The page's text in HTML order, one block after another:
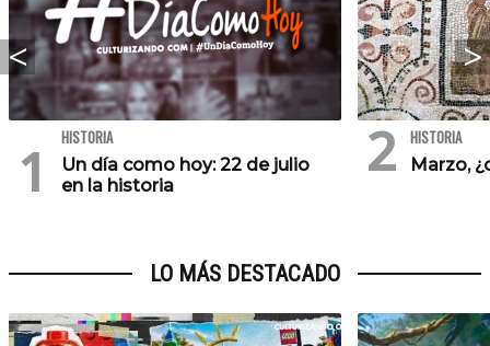
HISTORIA
Un día como hoy: 22 de julio
en la historia
HISTORIA
Marzo,
LO MÁS DESTACADO